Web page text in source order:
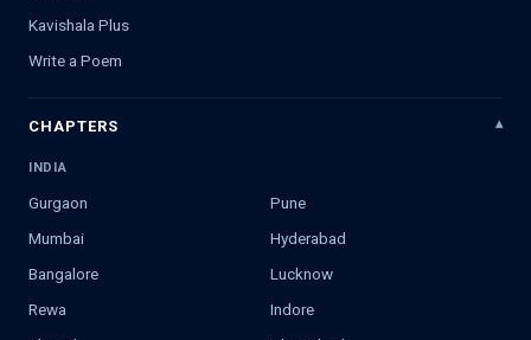
Kavishala Plus
Write a Poem
CHAPTERS
INDIA
Gurgaon
Pune
Mumbai
Hyderabad
Bangalore
Lucknow
Rewa
Indore